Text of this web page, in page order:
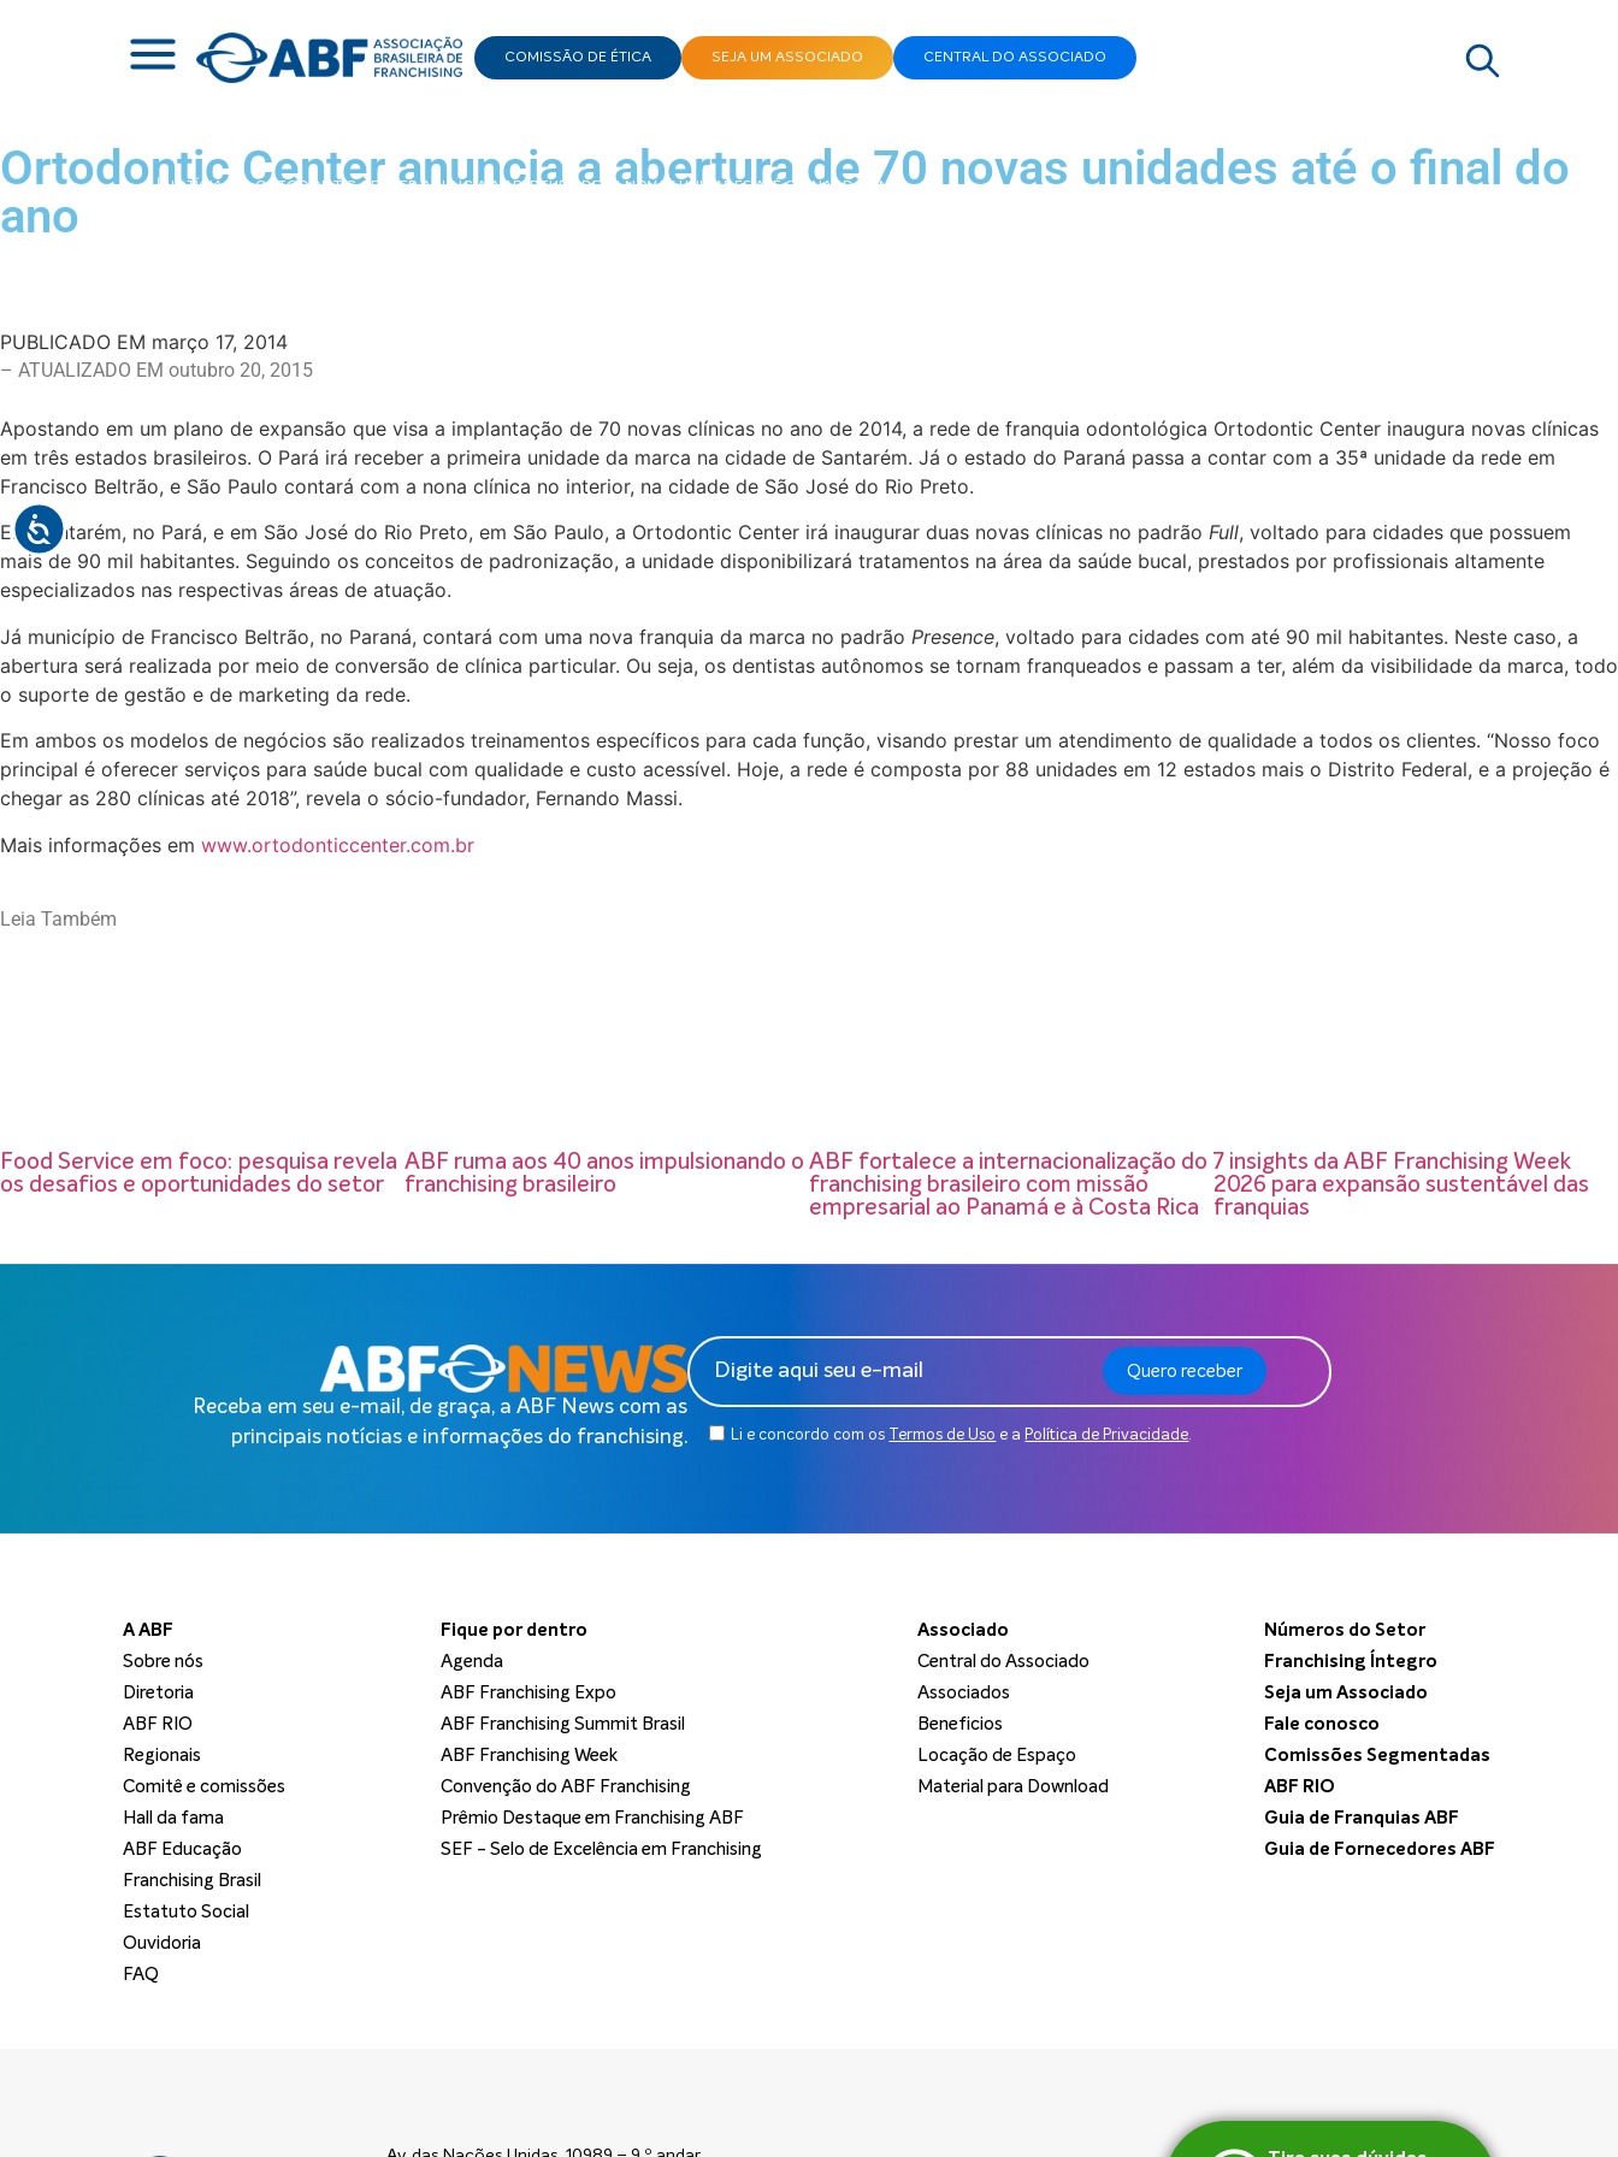
COMISSÃO DE ÉTICA SEJA UM ASSOCIADO CENTRAL DO ASSOCIADO
| NOTÍCIAS ORTODONTIC CENTER ANUNCIA A ABERTURA DE 70 NOVAS UNIDADES ATÉ O FINAL DO ANO
Ortodontic Center anuncia a abertura de 70 novas unidades até o final do
ano
PUBLICADO EM março 17, 2014
– ATUALIZADO EM outubro 20, 2015
Apostando em um plano de expansão que visa a implantação de 70 novas clínicas no ano de 2014, a rede de franquia odontológica Ortodontic Center inaugura novas clínicas
em três estados brasileiros. O Pará irá receber a primeira unidade da marca na cidade de Santarém. Já o estado do Paraná passa a contar com a 35ª unidade da rede em
Francisco Beltrão, e São Paulo contará com a nona clínica no interior, na cidade de São José do Rio Preto.
Em Santarém, no Pará, e em São José do Rio Preto, em São Paulo, a Ortodontic Center irá inaugurar duas novas clínicas no padrão Full, voltado para cidades que possuem
mais de 90 mil habitantes. Seguindo os conceitos de padronização, a unidade disponibilizará tratamentos na área da saúde bucal, prestados por profissionais altamente
especializados nas respectivas áreas de atuação.
Já município de Francisco Beltrão, no Paraná, contará com uma nova franquia da marca no padrão Presence, voltado para cidades com até 90 mil habitantes. Neste caso, a
abertura será realizada por meio de conversão de clínica particular. Ou seja, os dentistas autônomos se tornam franqueados e passam a ter, além da visibilidade da marca, todo
o suporte de gestão e de marketing da rede.
Em ambos os modelos de negócios são realizados treinamentos específicos para cada função, visando prestar um atendimento de qualidade a todos os clientes. “Nosso foco
principal é oferecer serviços para saúde bucal com qualidade e custo acessível. Hoje, a rede é composta por 88 unidades em 12 estados mais o Distrito Federal, e a projeção é
chegar as 280 clínicas até 2018”, revela o sócio-fundador, Fernando Massi.
Mais informações em www.ortodonticcenter.com.br
Leia Também
Food Service em foco: pesquisa revela
os desafios e oportunidades do setor
ABF ruma aos 40 anos impulsionando o
franchising brasileiro
ABF fortalece a internacionalização do
franchising brasileiro com missão
empresarial ao Panamá e à Costa Rica
7 insights da ABF Franchising Week
2026 para expansão sustentável das
franquias
Receba em seu e-mail, de graça, a ABF News com as
principais notícias e informações do franchising.
Li e concordo com os Termos de Uso e a Política de Privacidade.
Quero receber
A ABF
Sobre nós
Diretoria
ABF RIO
Regionais
Comitê e comissões
Hall da fama
ABF Educação
Franchising Brasil
Estatuto Social
Ouvidoria
FAQ
Fique por dentro
Agenda
ABF Franchising Expo
ABF Franchising Summit Brasil
ABF Franchising Week
Convenção do ABF Franchising
Prêmio Destaque em Franchising ABF
SEF - Selo de Excelência em Franchising
Associado
Central do Associado
Associados
Beneficios
Locação de Espaço
Material para Download
Números do Setor
Franchising Íntegro
Seja um Associado
Fale conosco
Comissões Segmentadas
ABF RIO
Guia de Franquias ABF
Guia de Fornecedores ABF